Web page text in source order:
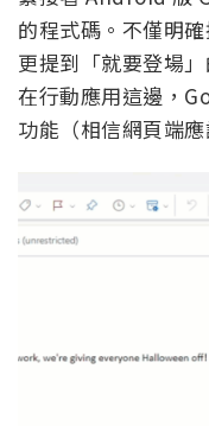
的程式碼。不僅明
更提到「就要登場
在行動應用這邊，
功能（相信網頁端